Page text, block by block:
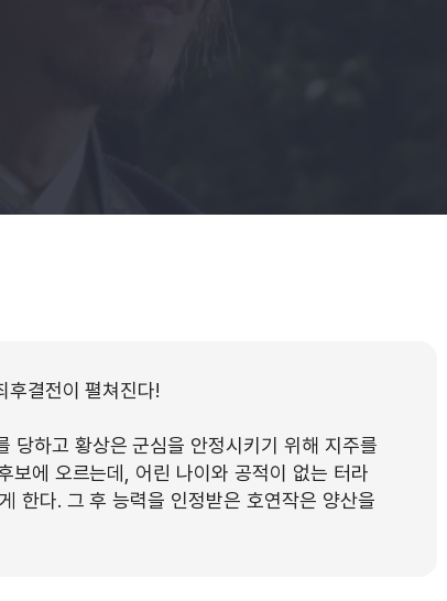
후결전이 펼쳐진다!
당하고 황상은 군심을 안정시키기 위해 지주를
보에 오르는데, 어린 나이와 공적이 없는 터라
한다. 그 후 능력을 인정받은 호연작은 양산을